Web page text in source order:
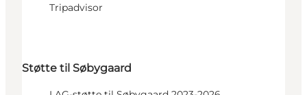
Tripadvisor
Støtte til Søbygaard